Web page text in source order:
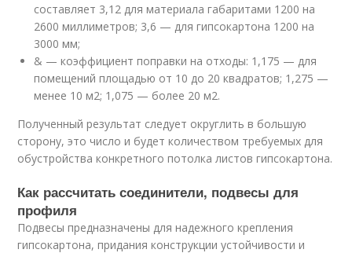
составляет 3,12 для материала габаритами 1200 на
2600 миллиметров; 3,6 — для гипсокартона 1200 на
3000 мм;
& — коэффициент поправки на отходы: 1,175 — для
помещений площадью от 10 до 20 квадратов; 1,275 —
менее 10 м2; 1,075 — более 20 м2.
Полученный результат следует округлить в большую
сторону, это число и будет количеством требуемых для
обустройства конкретного потолка листов гипсокартона.
Как рассчитать соединители, подвесы для
профиля
Подвесы предназначены для надежного крепления
гипсокартона, придания конструкции устойчивости и